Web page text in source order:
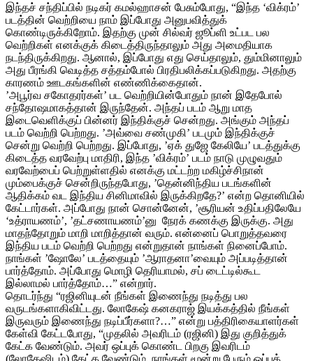
இந்தச் சந்திப்பில் நடிகர் கமல்ஹாசன் பேசும்போது, “இந்த ‘விக்ரம்’
படத்தின் வெற்றியை நாம் இப்போது அனுபவித்துக்
கொண்டிருக்கிறோம். இதற்கு முன் சில்வர் ஜூப்ளி உட்பட பல
வெற்றிகள் எனக்குக் கிடைத்திருந்தாலும் அது அமைதியாக
நடந்திருக்கிறது. ஆனால், இப்போது எது செய்தாலும், தும்மினாலும்
அது பீரங்கி வெடித்த சத்தம்போல் பிரதிபலிக்கப்படுகிறது. அதற்கு
காரணம் ஊடகங்களின் எண்ணிக்கைதான்.
’அபூர்வ சகோதரர்கள்’ பட வெற்றியின்போதும் நான் இதேபோல்
சந்தோஷமாகத்தான் இருந்தேன். அந்தப் படம் ஆறு மாத
இடைவெளிக்குப் பின்னர் இந்திக்குச் சென்றது. அங்கும் அந்தப்
படம் வெற்றி பெற்றது. ’அவ்வை சண்முகி’ படமும் இந்திக்குச்
சென்று வெற்றி பெற்றது. இப்போது, ’ஏக் துஜே கேலியே’ படத்துக்கு
கிடைத்த வரவேற்பு மாதிரி, இந்த ’விக்ரம்’ படம் நாடு முழுவதும்
வரவேற்பைப் பெற்றுள்ளதில் எனக்கு மட்டற்ற மகிழ்ச்சிநான்
மும்பைக்குச் சென்றிருந்தபோது, ’தென்னிந்திய படங்களின்
ஆதிக்கம் வட இந்திய சினிமாவில் இருக்கிறதே?’ என்ற தொனியில்
கேட்டார்கள். அப்போது நான் சொன்னேன், ’சூரியன் உதிப்பதிலேயே
‘உத்ராயணம்’, ’தட்சணாயணம்’னு நேரக் கணக்கு இருக்கு. அது
மாதந்தோறும் மாறி மாறித்தான் வரும். என்னைப் பொறுத்தவரை
இந்திய படம் வெற்றி பெற்றது என்றுதான் நாங்கள் நினைப்போம்.
நாங்கள் ’ஷோலே’ படத்தையும் ’ஆராதனா’வையும் அப்படித்தான்
பார்த்தோம். அப்போது மொழி தெரியாமல், சப் டைட்டில்கூட
இல்லாமல் பார்த்தோம்…” என்றார்.
தொடர்ந்து “ரஜினியுடன் நீங்கள் இணைந்து நடித்து பல
வருடங்களாகிவிட்டது. லோகேஷ் கனகராஜ் இயக்கத்தில் நீங்கள்
இருவரும் இணைந்து நடிப்பீர்களா?…” என்று பத்திரிகையாளர்கள்
கேள்வி கேட்டபோது, “முதலில் அவரிடம் (ரஜினி) இது குறித்துக்
கேட்க வேண்டும். அவர் ஒப்புக் கொண்ட பிறகு இவரிடம்
(லோகேஷிடம்) கேட்க வேண்டும். நாங்கள் மூன்று பேரும் ஒப்புக்